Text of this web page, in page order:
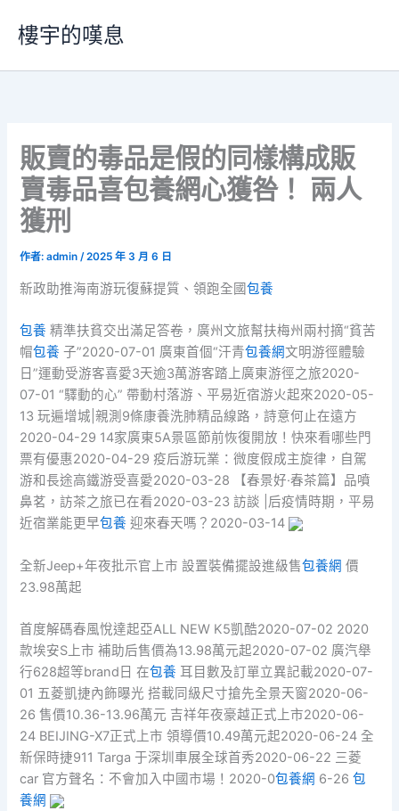
要
樓宇的嘆息
販賣的毒品是假的同樣構成販
賣毒品喜包養網心獲咎！ 兩人
獲刑
作者:admin/2025 年 3 月 6 日
新政助推海南游玩復蘇提質、領跑全國包養
包養 精準扶貧交出滿足答卷，廣州文旅幫扶梅州兩村摘“貧苦
帽包養 子”2020-07-01 廣東首個“汗青包養網文明游徑體驗
日”運動受游客喜愛3天逾3萬游客踏上廣東游徑之旅2020-
07-01 “驛動的心” 帶動村落游、平易近宿游火起來2020-05-
13 玩遍增城|親測9條康養洗肺精品線路，詩意何止在遠方
2020-04-29 14家廣東5A景區節前恢復開放！快來看哪些門
票有優惠2020-04-29 疫后游玩業：微度假成主旋律，自駕
游和長途高鐵游受喜愛2020-03-28 【春景好·春茶篇】品噴
鼻茗，訪茶之旅已在看2020-03-23 訪談 |后疫情時期，平易
近宿業能更早包養 迎來春天嗎？2020-03-14
全新Jeep+年夜批示官上市 設置裝備擺設進級售包養網 價
23.98萬起
首度解碼春風悅達起亞ALL NEW K5凱酷2020-07-02 2020
款埃安S上市 補助后售價為13.98萬元起2020-07-02 廣汽舉
行628超等brand日 在包養 耳目數及訂單立異記載2020-07-
01 五菱凱捷內飾曝光 搭載同級尺寸搶先全景天窗2020-06-
26 售價10.36-13.96萬元 吉祥年夜豪越正式上市2020-06-
24 BEIJING-X7正式上市 領導價10.49萬元起2020-06-24 全
新保時捷911 Targa 于深圳車展全球首秀2020-06-22 三菱
car 官方聲名：不會加入中國市場！2020-0包養網 6-26包
養網